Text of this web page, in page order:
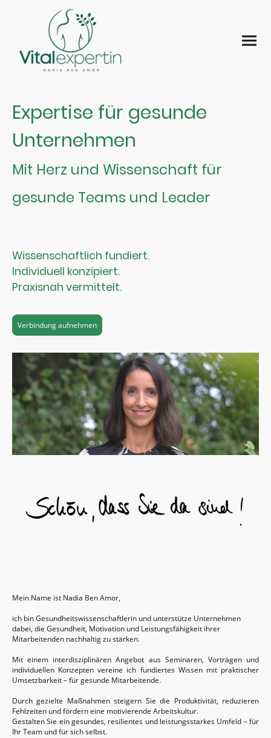
Expertise für gesunde
Unternehmen
Mit Herz und Wissenschaft für
gesunde Teams und Leader
Wissenschaftlich fundiert.
Individuell konzipiert.
Praxisnah vermittelt.
Verbindung aufnehmen
Mein Name ist Nadia Ben Amor,
ich bin Gesundheitswissenschaftlerin und unterstütze Unternehmen
dabei, die Gesundheit, Motivation und Leistungsfähigkeit ihrer
Mitarbeitenden nachhaltig zu stärken.
Mit einem interdisziplinären Angebot aus Seminaren, Vorträgen und
individuellen Konzepten vereine ich fundiertes Wissen mit praktischer
Umsetzbarkeit – für gesunde Mitarbeitende.
Durch gezielte Maßnahmen steigern Sie die Produktivität, reduzieren
Fehlzeiten und fördern eine motivierende Arbeitskultur.
Gestalten Sie ein gesundes, resilientes und leistungsstarkes Umfeld – für
Ihr Team und für sich selbst.